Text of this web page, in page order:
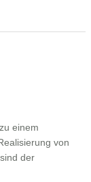
einem
von
der